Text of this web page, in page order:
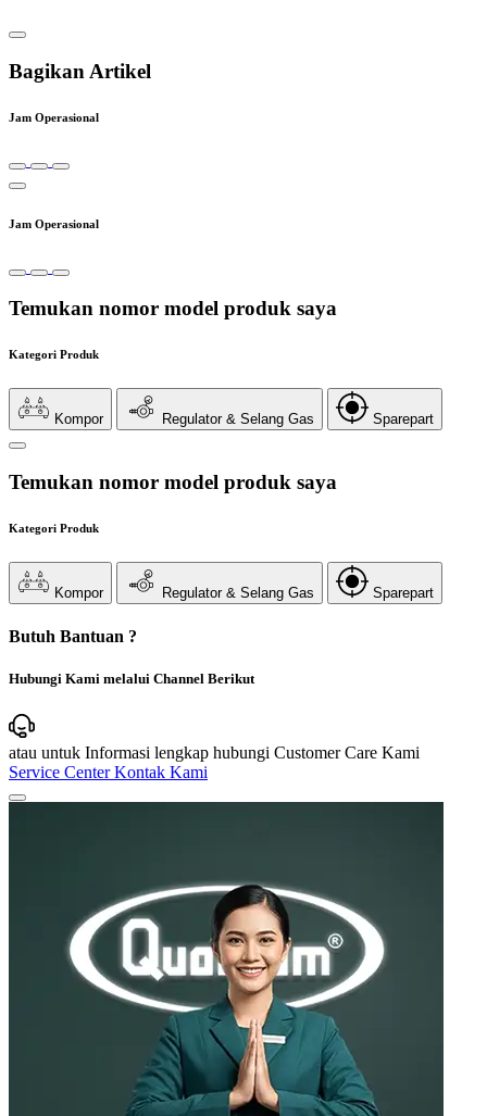
Bagikan Artikel
Jam Operasional
Jam Operasional
Temukan nomor model produk saya
Kategori Produk
Kompor Regulator & Selang Gas Sparepart
Temukan nomor model produk saya
Kategori Produk
Kompor Regulator & Selang Gas Sparepart
Butuh Bantuan ?
Hubungi Kami melalui Channel Berikut
atau untuk Informasi lengkap hubungi Customer Care Kami
Service CenterKontak Kami